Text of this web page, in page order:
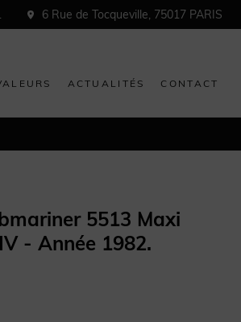
6 Rue de Tocqueville, 75017 PARIS
ACTUALITÉS CONTACT
5513 Maxi
- Année 1982.